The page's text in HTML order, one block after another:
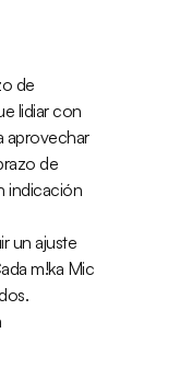
de
lidiar con
aprovechar
de
indicación
un ajuste
m!ka Mic